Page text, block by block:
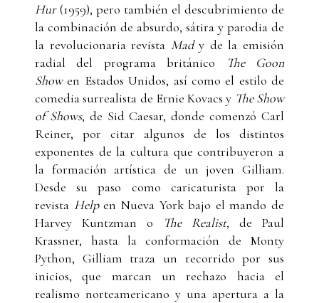
Hur(1959), pero también el descubrimiento de
la combinación de absurdo, sátira y parodia de
la revolucionaria revista Mady de la emisión
radial del programa británico
The Goon
Showen Estados Unidos, así como el estilo de
comedia surrealista de Ernie Kovacs y The Show
of Shows, de Sid Caesar, donde comenzó Carl
Reiner, por citar algunos de los distintos
exponentes de la cultura que contribuyeron a
la formación artística de un joven Gilliam.
Desde su paso como caricaturista por la
revista Helpen Nueva York bajo el mando de
Harvey Kuntzman o
The Realist, de Paul
Krassner, hasta la conformación de Monty
Python, Gilliam traza un recorrido por sus
inicios, que marcan un rechazo hacia el
realismo norteamericano y una apertura a la